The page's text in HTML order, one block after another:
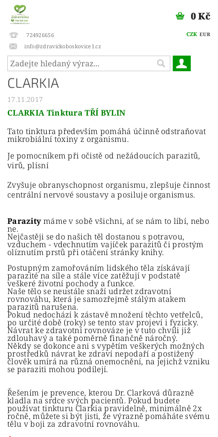
724926656
info@zdravickoboskovice1.cz
CZK EUR
0 Kč
CLARKIA
17.11.2017
CLARKIA Tinktura TŘÍ BYLIN
Tato tinktura především pomáhá účinně odstraňovat
mikrobiální toxiny z organismu.
Je pomocníkem při očistě od nežádoucích parazitů,
virů, plísní
Zvyšuje obranyschopnost organismu, zlepšuje činnost
centrální nervové soustavy a posiluje organismus.
Parazitymáme v sobě všichni, ať se nám to líbí, nebo
ne.
Nejčastěji se do našich těl dostanou s potravou,
vzduchem - vdechnutím vajíček parazitů či prostým
olíznutím prstů při otáčení stránky knihy.
Postupným zamořováním lidského těla získávají
parazité na síle a stále více zatěžují v podstatě
veškeré životní pochody a funkce.
Naše tělo se neustále snaží udržet zdravotní
rovnováhu, která je samozřejmě stálým atakem
parazitů narušena.
Pokud nedochází k zástavě množení těchto vetřelců,
po určité době (roky) se tento stav projeví i fyzicky.
Návrat ke zdravotní rovnováze je v tuto chvíli již
zdlouhavý a také poměrně finančně náročný.
Někdy se dokonce ani s vypětím veškerých možných
prostředků návrat ke zdraví nepodaří a postižený
člověk umírá na různá onemocnění, na jejichž vzniku
se paraziti mohou podílejí.
Řešením je prevence, kterou Dr. Clarková důrazně
kladla na srdce svých pacientů. Pokud budete
používat tinkturu Clarkia pravidelně, minimálně 2x
ročně, můžete si být jisti, že výrazně pomáháte svému
tělu v boji za zdravotní rovnováhu.